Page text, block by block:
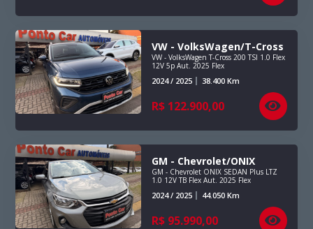
VW - VolksWagen/T-Cross
VW - VolksWagen T-Cross 200 TSI 1.0 Flex
12V 5p Aut. 2025 Flex
2024 / 2025 38.400 Km
R$ 122.900,00
GM - Chevrolet/ONIX
GM - Chevrolet ONIX SEDAN Plus LTZ
1.0 12V TB Flex Aut. 2025 Flex
2024 / 2025 44.050 Km
R$ 95.990,00